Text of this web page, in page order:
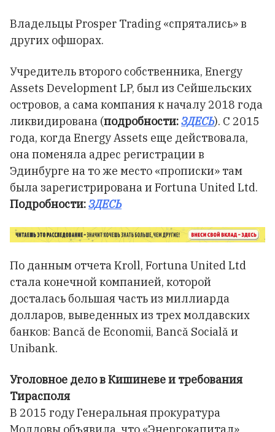
Владельцы Prosper Trading «спрятались» в
других офшорах.
Учредитель второго собственника, Energy
Assets Development LP, был из Сейшельских
островов, а сама компания к началу 2018 года
ликвидирована (подробности:ЗДЕСЬ). С 2015
года, когда Energy Assets еще действовала,
она поменяла адрес регистрации в
Эдинбурге на то же место «прописки» там
была зарегистрирована и Fortuna United Ltd.
Подробности:ЗДЕСЬ
По данным отчета Kroll, Fortuna United Ltd
стала конечной компанией, которой
досталась большая часть из миллиарда
долларов, выведенных из трех молдавских
банков: Bancă de Economii, Bancă Socială и
Unibank.
Уголовное дело в Кишиневе и требования
Тирасполя
В 2015 году Генеральная прокуратура
Молдовы объявила, что «Энергокапитал»